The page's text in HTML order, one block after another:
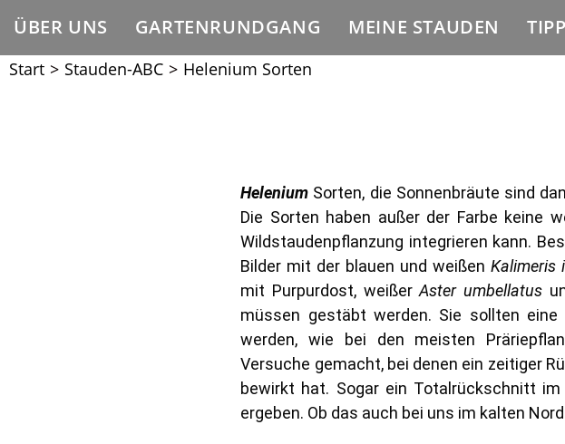
ÜBER UNS GARTENRUNDGANG MEINE STAUDEN
Start > Stauden-ABC > Helenium Sorten
Helenium Sorten, die Sonnenbräute sind
Die Sorten haben außer der Farbe keine
Wildstaudenpflanzung integrieren kann.
Bilder mit der blauen und weißenKalimeris
mit Purpurdost, weißerAster umbellatus
müssen gestäbt werden. Sie sollten eine
werden, wie bei den meisten
Versuche gemacht, bei denen ein zeitiger
bewirkt hat. Sogar ein Totalrückschnitt
ergeben. Ob das auch bei uns im kalten